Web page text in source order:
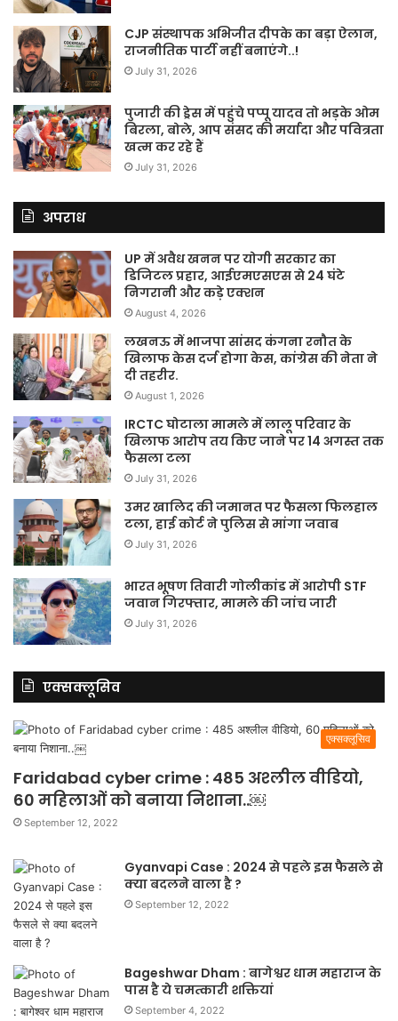
CJP संस्थापक अभिजीत दीपके का बड़ा ऐलान,
राजनीतिक पार्टी नहीं बनाएंगे..!
July 31, 2026
पुजारी की ड्रेस में पहुंचे पप्पू यादव तो भड़के ओम
बिरला, बोले, आप संसद की मर्यादा और पवित्रता
खत्म कर रहे हैं
July 31, 2026
अपराध
UP में अवैध खनन पर योगी सरकार का
डिजिटल प्रहार, आईएमएसएस से 24 घंटे
निगरानी और कड़े एक्शन
August 4, 2026
लखनऊ में भाजपा सांसद कंगना रनौत के
खिलाफ केस दर्ज होगा केस, कांग्रेस की नेता ने
दी तहरीर.
August 1, 2026
IRCTC घोटाला मामले में लालू परिवार के
खिलाफ आरोप तय किए जाने पर 14 अगस्त तक
फैसला टला
July 31, 2026
उमर खालिद की जमानत पर फैसला फिलहाल
टला, हाई कोर्ट ने पुलिस से मांगा जवाब
July 31, 2026
भारत भूषण तिवारी गोलीकांड में आरोपी STF
जवान गिरफ्तार, मामले की जांच जारी
July 31, 2026
एक्सक्लूसिव
एक्सक्लूसिव
Faridabad cyber crime : 485 अश्लील वीडियो,
60 महिलाओं को बनाया निशाना..￼
September 12, 2022
Gyanvapi Case : 2024 से पहले इस फैसले से
क्या बदलने वाला है ?
September 12, 2022
Bageshwar Dham : बागेश्वर धाम महाराज के
पास है ये चमत्कारी शक्तियां
September 4, 2022